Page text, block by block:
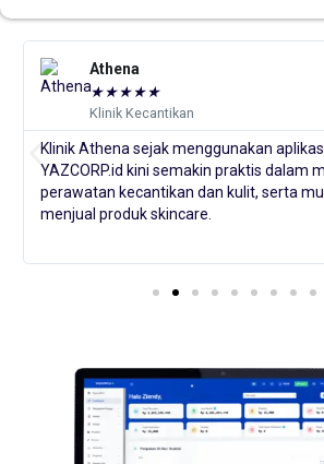
Athena
★★★★★
Klinik Kecantikan
Klinik Athena sejak menggunakan
YAZCORP.id kini semakin praktis dalam
perawatan kecantikan dan kulit, serta
menjual produk skincare.